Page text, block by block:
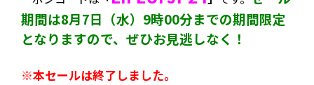
期間は8月7日（水）9時00分までの期間限定
となりますので、ぜひお見逃しなく！
※本セールは終了しました。